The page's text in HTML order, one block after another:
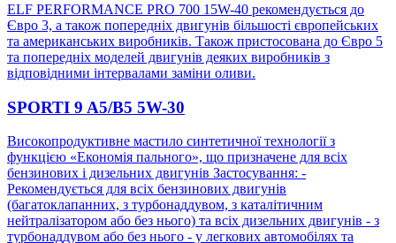
ELF PERFORMANCE PRO 700 15W-40 рекомендується до
Євро 3, а також попередніх двигунів більшості європейських
та американських виробників. Також пристосована до Євро 5
та попередніх моделей двигунів деяких виробників з
відповідними інтервалами заміни оливи.
SPORTI 9 A5/B5 5W-30
Високопродуктивне мастило синтетичної технології з
функцією «Економія пального», що призначене для всіх
бензинових і дизельних двигунів Застосування: -
Рекомендується для всіх бензинових двигунів
(багатоклапанних, з турбонаддувом, з каталітичним
нейтралізатором або без нього) та всіх дизельних двигунів - з
турбонаддувом або без нього - у легкових автомобілях та